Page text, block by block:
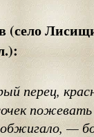
перец,
—